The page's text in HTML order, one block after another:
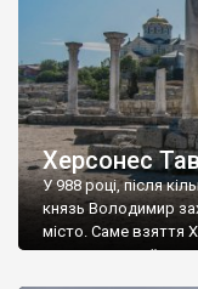
Херсонес
У 988 році, після
князь Володимир
місто. Саме взяття
диктувати свої